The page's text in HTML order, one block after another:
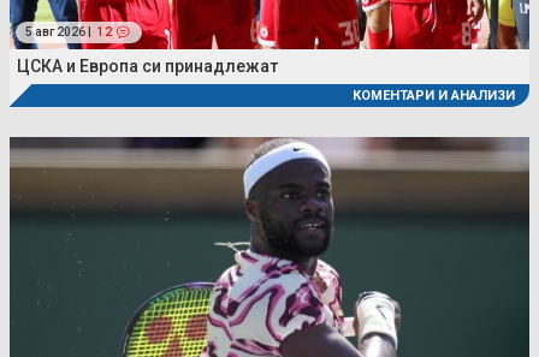
5 авг 2026 | 12
ЦСКА и Европа си принадлежат
КОМЕНТАРИ И АНАЛИЗИ